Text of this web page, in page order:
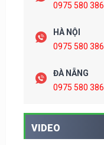
0975 580 386
HÀ NỘI
0975 580 386
ĐÀ NẴNG
0975 580 386
VIDEO